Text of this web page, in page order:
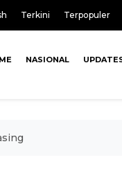
Terkini Terpopuler
NASIONAL